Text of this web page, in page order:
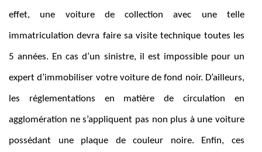
effet, une voiture de collection avec une telle
immatriculation devra faire sa visite technique toutes les
5 années. En cas d’un sinistre, il est impossible pour un
expert d’immobiliser votre voiture de fond noir. D’ailleurs,
les réglementations en matière de circulation en
agglomération ne s’appliquent pas non plus à une voiture
possédant une plaque de couleur noire. Enfin, ces